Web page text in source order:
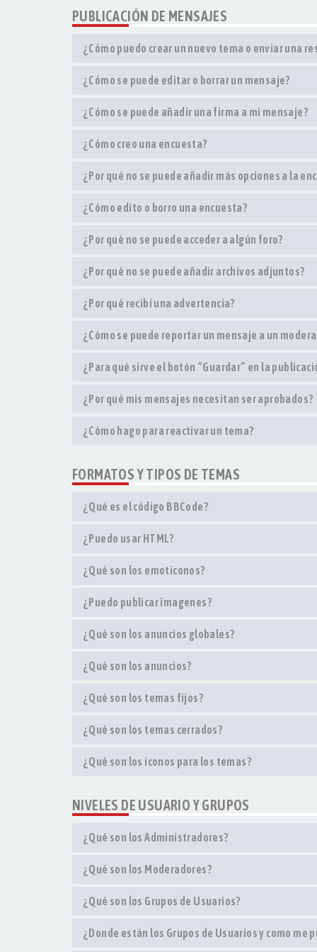
PUBLICACIÓN DE MENSAJES
¿Cómo puedo crear un nuevo tema o enviar una
¿Cómo se puede editar o borrar un mensaje?
¿Cómo se puede añadir una firma a mi mensaje?
¿Cómo creo una encuesta?
¿Por qué no se puede añadir más opciones a la
¿Cómo edito o borro una encuesta?
¿Por qué no se puede acceder a algún foro?
¿Por qué no se puede añadir archivos adjuntos?
¿Por qué recibí una advertencia?
¿Cómo se puede reportar un mensaje a un
¿Para qué sirve el botón “Guardar” en la
¿Por qué mis mensajes necesitan ser aprobados?
¿Cómo hago para reactivar un tema?
FORMATOS Y TIPOS DE TEMAS
¿Qué es el código BBCode?
¿Puedo usar HTML?
¿Qué son los emoticonos?
¿Puedo publicar imagenes?
¿Qué son los anuncios globales?
¿Qué son los anuncios?
¿Qué son los temas fijos?
¿Qué son los temas cerrados?
¿Qué son los iconos para los temas?
NIVELES DE USUARIO Y GRUPOS
¿Qué son los Administradores?
¿Qué son los Moderadores?
¿Qué son los Grupos de Usuarios?
¿Donde están los Grupos de Usuarios y como me